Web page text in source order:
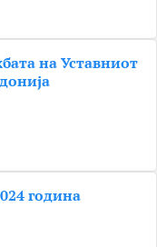
на Уставниот
година